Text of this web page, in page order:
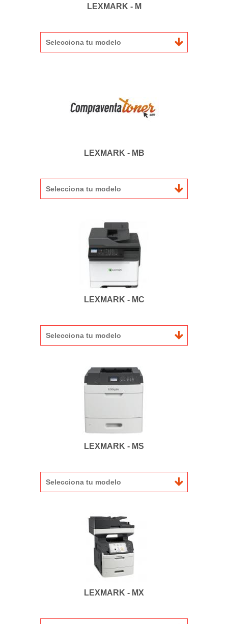
LEXMARK - M
Selecciona tu modelo
LEXMARK - MB
Selecciona tu modelo
LEXMARK - MC
Selecciona tu modelo
LEXMARK - MS
Selecciona tu modelo
LEXMARK - MX